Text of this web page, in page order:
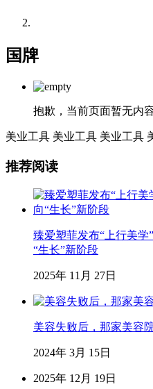
国牌
抱歉，当前页面暂无内容
美业工具 美业工具 美业工具
推荐阅读
臻爱塑菲发布“上行美学
“生长”新阶段
2025年 11月 27日
美容失败后，那家美容
2024年 3月 15日
2025年 12月 19日